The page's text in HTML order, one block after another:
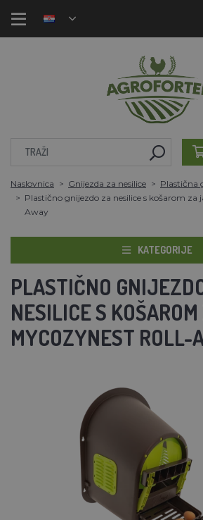
Naslovnica Gnijezda za nesilice
Plastična
Plastično gnijezdo za nesilice s košarom za
Away
KATEGORIJE
PLASTIČNO
NESILICE S
MYCOZYNEST ROLL-